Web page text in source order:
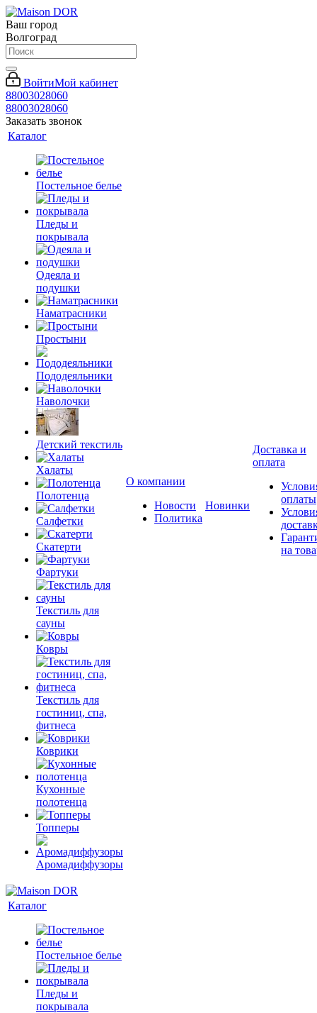
Ваш город
Волгоград
ВойтиМой кабинет
88003028060
88003028060
Заказать звонок
Каталог
Постельное белье
Пледы и
покрывала
Одеяла и
подушки
Наматрасники
Простыни
Пододеяльники
Наволочки
Детский текстиль
Халаты
Полотенца
Салфетки
Скатерти
Фартуки
Текстиль для
сауны
Ковры
Текстиль для
гостиниц, спа,
фитнеса
Коврики
Кухонные
полотенца
Топперы
Аромадиффузоры
О компании
Новости
Политика
Новинки
Доставка и
оплата
оплаты
на
Каталог
Постельное белье
Пледы и
покрывала